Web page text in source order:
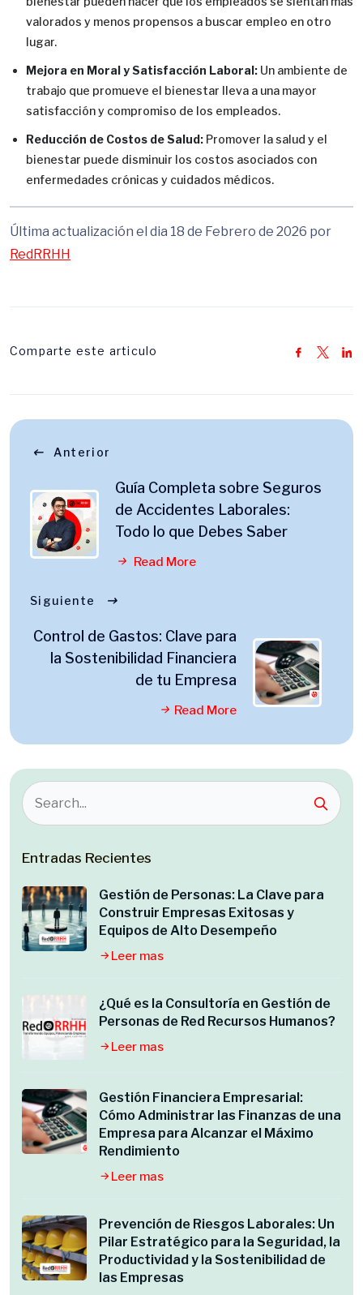
valorados y menos propensos a buscar empleo en otro
lugar.
Mejora en Moral y Satisfacción Laboral: Un ambiente de
trabajo que promueve el bienestar lleva a una mayor
satisfacción y compromiso de los empleados.
Reducción de Costos de Salud: Promover la salud y el
bienestar puede disminuir los costos asociados con
enfermedades crónicas y cuidados médicos.
Última actualización el dia 18 de Febrero de 2026 por
RedRRHH
Comparte este articulo
Anterior
Guía Completa sobre Seguros
de Accidentes Laborales:
Todo lo que Debes Saber
Read More
Siguiente
Control de Gastos: Clave para
la Sostenibilidad Financiera
de tu Empresa
Read More
Entradas Recientes
Gestión de Personas: La Clave para
Construir Empresas Exitosas y
Equipos de Alto Desempeño
Leer mas
¿Qué es la Consultoría en Gestión de
Personas de Red Recursos Humanos?
Leer mas
Gestión Financiera Empresarial:
Cómo Administrar las Finanzas de una
Empresa para Alcanzar el Máximo
Rendimiento
Leer mas
Prevención de Riesgos Laborales: Un
Pilar Estratégico para la Seguridad, la
Productividad y la Sostenibilidad de
las Empresas